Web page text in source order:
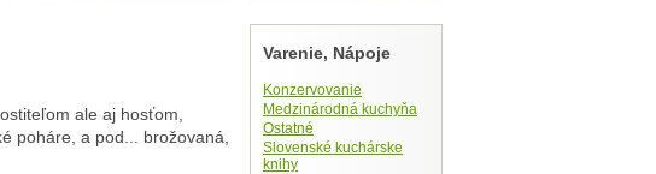
ale aj hosťom,
poháre, a pod... brožovaná,
Varenie, Nápoje
Konzervovanie
Medzinárodná kuchyňa
Ostatné
Slovenské kuchárske
knihy